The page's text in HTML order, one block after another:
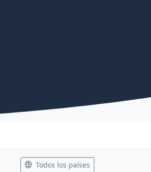
Todos los países